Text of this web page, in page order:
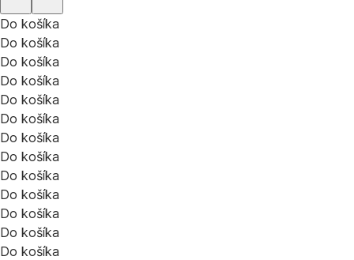
Do košíka
Do košíka
Do košíka
Do košíka
Do košíka
Do košíka
Do košíka
Do košíka
Do košíka
Do košíka
Do košíka
Do košíka
Do košíka